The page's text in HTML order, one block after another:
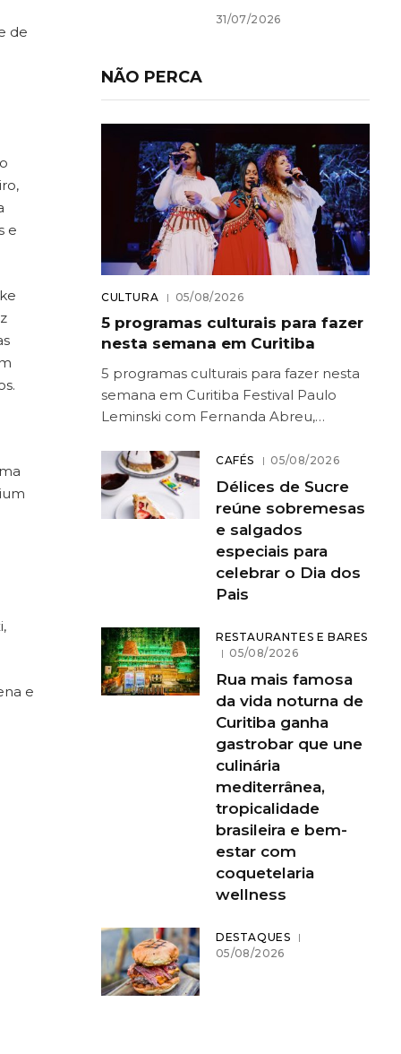
de
e
e
31/07/2026
NÃO PERCA
CULTURA 05/08/2026
5 programas culturais para fazer
nesta semana em Curitiba
5 programas culturais para fazer nesta
semana em Curitiba Festival Paulo
Leminski com Fernanda Abreu,…
CAFÉS 05/08/2026
Délices de Sucre
reúne sobremesas
e salgados
especiais para
celebrar o Dia dos
Pais
RESTAURANTES E BARES
05/08/2026
Rua mais famosa
da vida noturna de
Curitiba ganha
gastrobar que une
culinária
mediterrânea,
tropicalidade
brasileira e bem-
estar com
coquetelaria
wellness
DESTAQUES
05/08/2026